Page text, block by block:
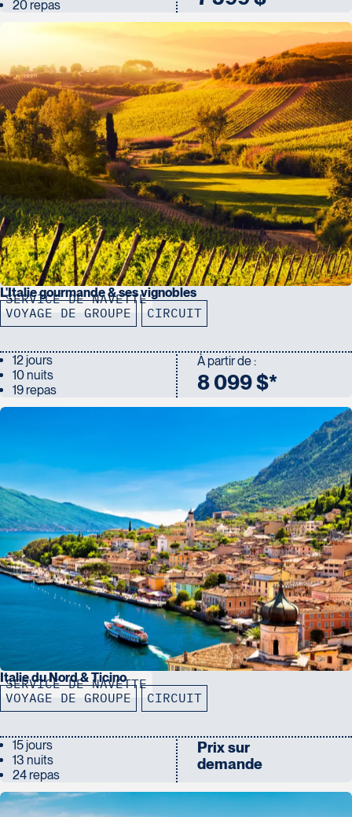
20 repas
SERVICE DE NAVETTE
L'Italie gourmande & ses vignobles
VOYAGE DE GROUPE CIRCUIT
12 jours
10 nuits
19 repas
À partir de :
8 099 $*
SERVICE DE NAVETTE
Italie du Nord & Ticino
VOYAGE DE GROUPE CIRCUIT
15 jours
13 nuits
24 repas
Prix sur
demande